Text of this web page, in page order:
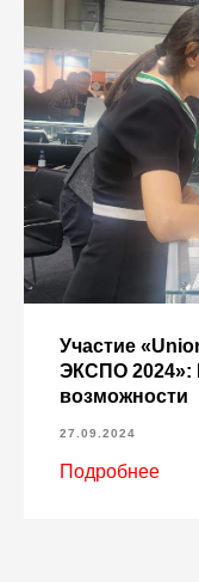
Участие
ЭКСПО 2024»:
возможности
27.09.2024
Подробнее